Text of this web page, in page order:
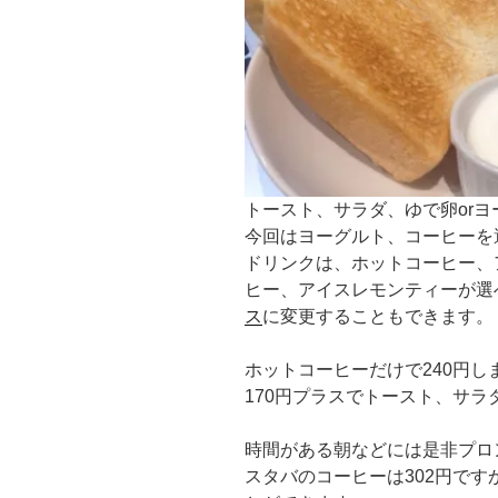
トースト、サラダ、ゆで卵or
今回はヨーグルト、コーヒー
ドリンクは、ホットコーヒー
ヒー、アイスレモンティーが
スに変更することもできます。
ホットコーヒーだけで240円し
170円プラスでトースト、サラ
時間がある朝などには是非プ
スタバのコーヒーは302円です